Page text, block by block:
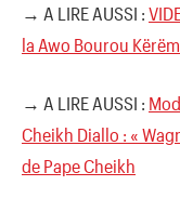
→ A LIRE AUSSI :
la Awo Bourou
→ A LIRE AUSSI :
Cheikh Diallo : «
de Pape Cheikh